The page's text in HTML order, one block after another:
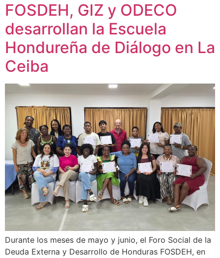
FOSDEH, GIZ y ODECO
desarrollan la Escuela
Hondureña de Diálogo en La
Ceiba
Durante los meses de mayo y junio, el Foro Social de la
Deuda Externa y Desarrollo de Honduras FOSDEH, en